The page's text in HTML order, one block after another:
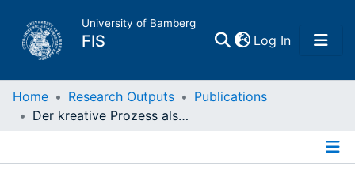
University of Bamberg
FIS Log In(current)
Home
Home Research Outputs
Publications
Der kreative Prozess als Bewältigungs-Strategie